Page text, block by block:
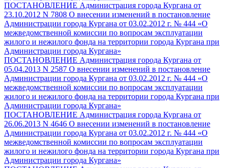
ПОСТАНОВЛЕНИЕ Администрация города Кургана от
23.10.2012 N 7808 О внесении изменений в постановление
Администрации города Кургана от 03.02.2012 г. № 444 «О
межведомственной комиссии по вопросам эксплуатации
жилого и нежилого фонда на территории города Кургана при
Администрации города Кургана»
ПОСТАНОВЛЕНИЕ Администрация города Кургана от
05.04.2013 N 2587 О внесении изменений в постановление
Администрации города Кургана от 03.02.2012 г. № 444 «О
межведомственной комиссии по вопросам эксплуатации
жилого и нежилого фонда на территории города Кургана при
Администрации города Кургана»
ПОСТАНОВЛЕНИЕ Администрация города Кургана от
26.06.2013 N 4646 О внесении изменений в постановление
Администрации города Кургана от 03.02.2012 г. № 444 «О
межведомственной комиссии по вопросам эксплуатации
жилого и нежилого фонда на территории города Кургана при
Администрации города Кургана»